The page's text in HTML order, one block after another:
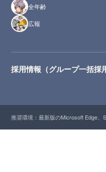
全年齢
広報
採用情報（グループ一括採
推奨環境：最新版のMicrosoft Edge